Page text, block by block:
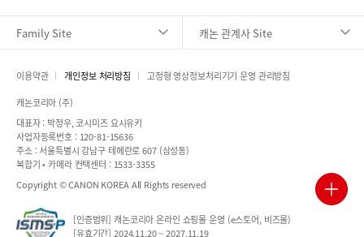
그
브
타
그
램
스
버
로
그
버
스
트
오
스
토
리
터
Family Site 캐논 관계사 Site
이용약관 개인정보 처리방침 고정형 영상정보처리기기 운영 관리방침
캐논코리아 (주)
대표자 : 박정우, 코시미즈 요시유키
사업자등록번호 : 120-81-15636
주소 : 서울특별시 강남구 테헤란로 607 (삼성동)
복합기 • 카메라 컨택센터 : 1533-3355
Copyright © CANON KOREA All Rights reserved
[인증범위] 캐논코리아 온라인 쇼핑몰 운영 (e스토어, 비즈몰)
[유효기간] 2024.11.20 ~ 2027.11.19